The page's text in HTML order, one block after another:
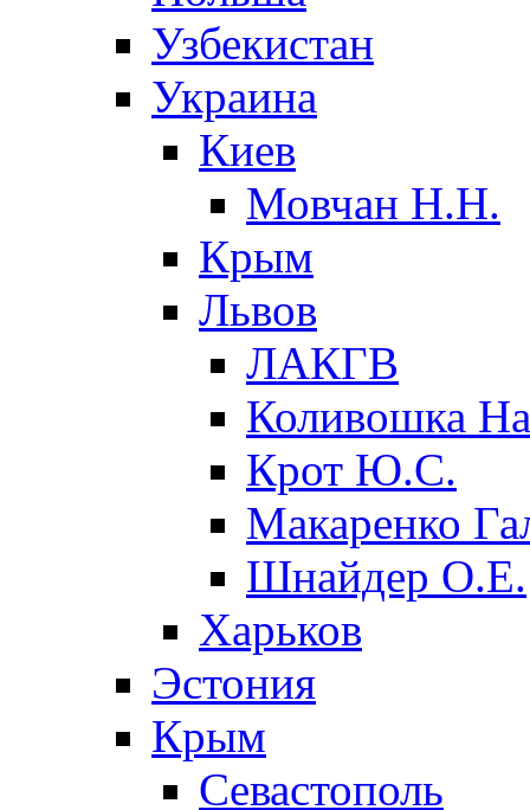
Узбекистан
Украина
Киев
Мовчан Н.Н.
Крым
Львов
ЛАКГВ
Коливошка
Крот Ю.С.
Макаренко
Шнайдер О.Е.
Харьков
Эстония
Крым
Севастополь